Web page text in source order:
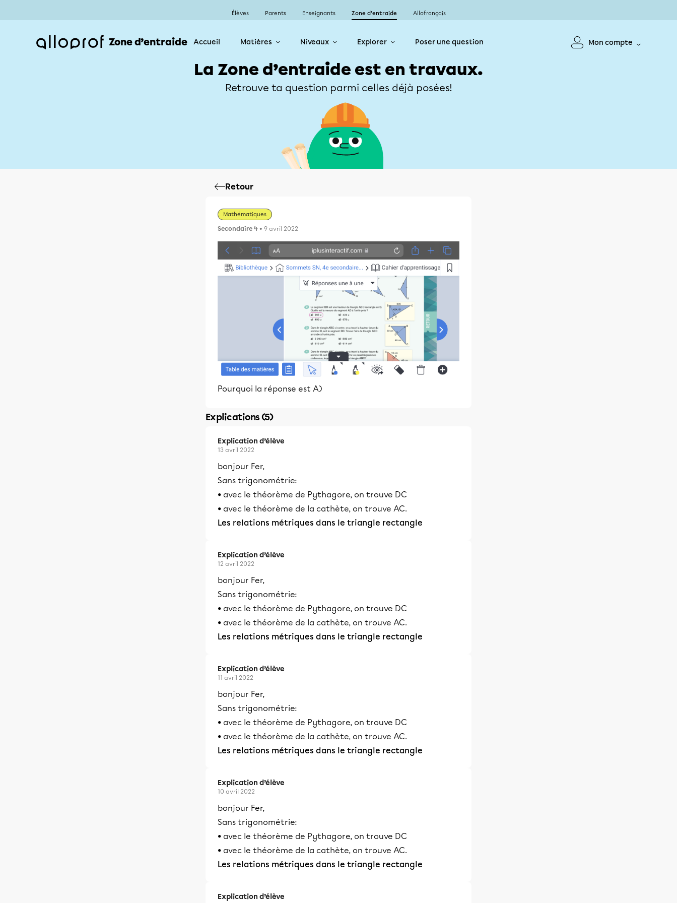
Élèves Parents Enseignants Zone d’entraide Allofrançais
Zone d’entraide Accueil Matières Niveaux Explorer Poser une question Mon compte
La Zone d’entraide est en travaux.
Retrouve ta question parmi celles déjà posées!
Retour
Mathématiques
Secondaire 4 • 9 avril 2022
Pourquoi la réponse est A)
Explications (5)
Explication d’élève
13 avril 2022
bonjour Fer,
Sans trigonométrie:
• avec le théorème de Pythagore, on trouve DC
• avec le théorème de la cathète, on trouve AC.
Les relations métriques dans le triangle rectangle
Explication d’élève
12 avril 2022
bonjour Fer,
Sans trigonométrie:
• avec le théorème de Pythagore, on trouve DC
• avec le théorème de la cathète, on trouve AC.
Les relations métriques dans le triangle rectangle
Explication d’élève
11 avril 2022
bonjour Fer,
Sans trigonométrie:
• avec le théorème de Pythagore, on trouve DC
• avec le théorème de la cathète, on trouve AC.
Les relations métriques dans le triangle rectangle
Explication d’élève
10 avril 2022
bonjour Fer,
Sans trigonométrie:
• avec le théorème de Pythagore, on trouve DC
• avec le théorème de la cathète, on trouve AC.
Les relations métriques dans le triangle rectangle
Explication d’élève